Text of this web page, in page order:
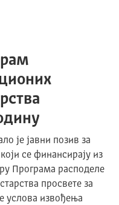
је јавни позив за
се финансирају из
Програма расподеле
просвете за
услова извођења